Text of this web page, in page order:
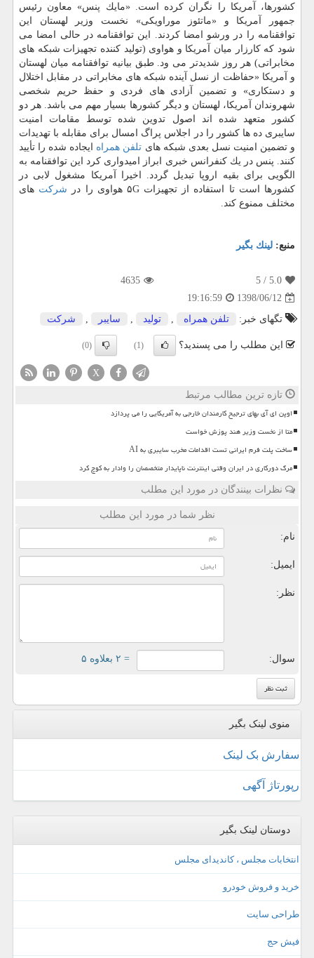
كشورها، آمریكا را نگران كرده است. «مایك پنس» معاون رئیس
جمهور آمریكا و «ماتئوز موراویكی» نخست وزیر لهستان این
توافقنامه را در ورشو امضا كردند. این توافقنامه در حالی امضا می
شود كه كارزار میان آمریكا و هواوی (تولید كننده تجهیزات شبكه های
مخابراتی) هر روز شدیدتر می ود. طبق بیانیه توافقنامه میان لهستان
و آمریكا «حفاظت از نسل آینده شبكه های مخابراتی در مقابل اختلال
و دستكاری» و تضمین آزادی های فردی و حفظ حریم شخصی
شهروندان آمریكا، لهستان و دیگر كشورها بسیار مهم می باشد. هر دو
كشور متعهد شده اند اصول تدوین شده توسط مقامات امنیت
سایبری ده ها كشور را در اجلاس پراگ امسال برای مقابله با تهدیدات
و تضمین امنیت نسل بعدی شبكه های تلفن همراه ایجاده شده را تأیید
كنند. پنس در یك كنفرانس خبری ابراز امیدواری كرد این توافقنامه به
الگویی برای بقیه اروپا تبدیل گردد. اخیرا آمریكا مشغول لابی در
كشورها است تا استفاده از تجهیزات ۵G هواوی را در
شركت های
مختلف ممنوع كند.
منبع: لینك بگیر
5.0
/ 5
4635
1398/06/12
19:16:59
تگهای خبر:
تلفن همراه , تولید , سایبر , شركت
این مطلب را می پسندید؟ (1)
(0)
X
تازه ترین مطالب مرتبط
اوپن ای آی بهای ترجیح کارمندان خارجی به آمریکایی را می پردازد
متا از نخست وزیر هند پوزش خواست
ساخت پلت فرم ایرانی تست اقدامات مخرب سایبری به AI
مرگ دورکاری در ایران وقتی اینترنت ناپایدار متخصصان را وادار به کوچ کرد
نظرات بینندگان در مورد این مطلب
نظر شما در مورد این مطلب
نام:
ایمیل:
نظر:
سوال: = ۲ بعلاوه ۵
منوی لینک بگیر
سفارش بک لینک
رپورتاژ آگهی
دوستان لینک بگیر
انتخابات مجلس ، کاندیدای مجلس
خرید و فروش خودرو
طراحی سایت
فیش حج